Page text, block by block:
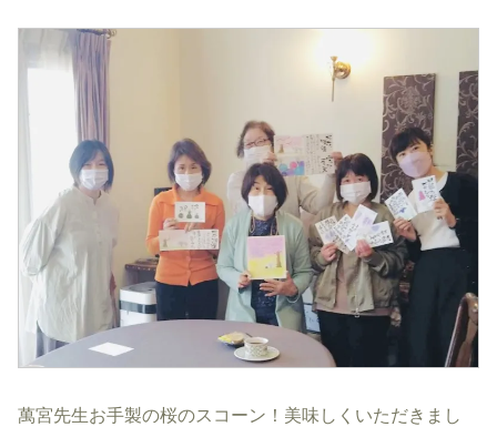
萬宮先生お手製の桜のスコーン！美味しくいただきまし